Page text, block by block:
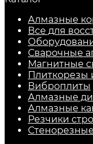
Алмазные
Все для
Сварочные
Магнитные
Плиткорезы
Виброплиты
Алмазные
Алмазные
Резчики